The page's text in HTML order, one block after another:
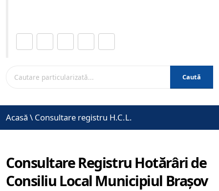
Caută
Acasă \ Consultare registru H.C.L.
Consultare Registru Hotărâri de
Consiliu Local Municipiul Brașov